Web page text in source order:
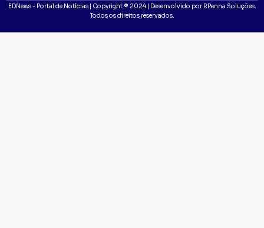
EDNews - Portal de Notícias | Copyright ® 2024 | Desenvolvido por RPenna Soluções.
Todos os direitos reservados.